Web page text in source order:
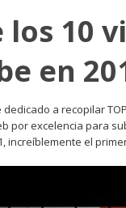
los 10
en
a recopilar
por excelencia para
increíblemente el